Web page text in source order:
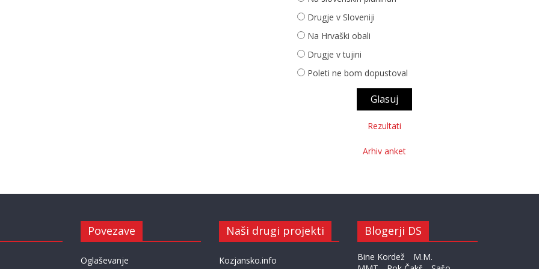
Drugje v Sloveniji
Na Hrvaški obali
Drugje v tujini
Poleti ne bom dopustoval
Rezultati
Arhiv anket
Povezave
Oglaševanje
Naši drugi projekti
Kozjansko.info
Blogerji DS
Bine Kordež
M.M.